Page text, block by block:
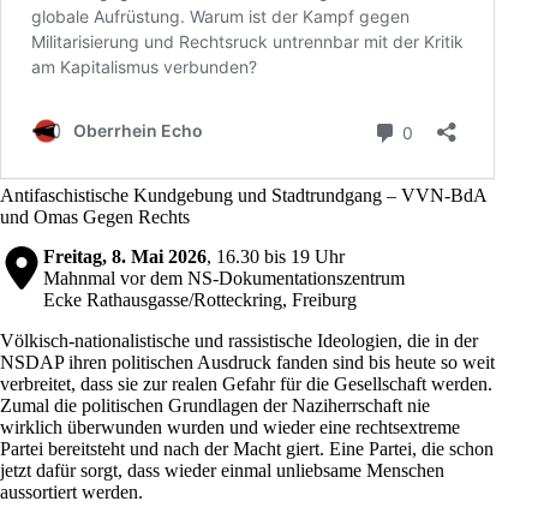
Antifaschistische Kundgebung und Stadtrundgang – VVN-BdA
und Omas Gegen Rechts
Freitag, 8. Mai 2026, 16.30 bis 19 Uhr
Mahnmal vor dem NS-Dokumentationszentrum
Ecke Rathausgasse/Rotteckring, Freiburg
Völkisch-nationalistische und rassistische Ideologien, die in der
NSDAP ihren politischen Ausdruck fanden sind bis heute so weit
verbreitet, dass sie zur realen Gefahr für die Gesellschaft werden.
Zumal die politischen Grundlagen der Naziherrschaft nie
wirklich überwunden wurden und wieder eine rechtsextreme
Partei bereitsteht und nach der Macht giert. Eine Partei, die schon
jetzt dafür sorgt, dass wieder einmal unliebsame Menschen
aussortiert werden.